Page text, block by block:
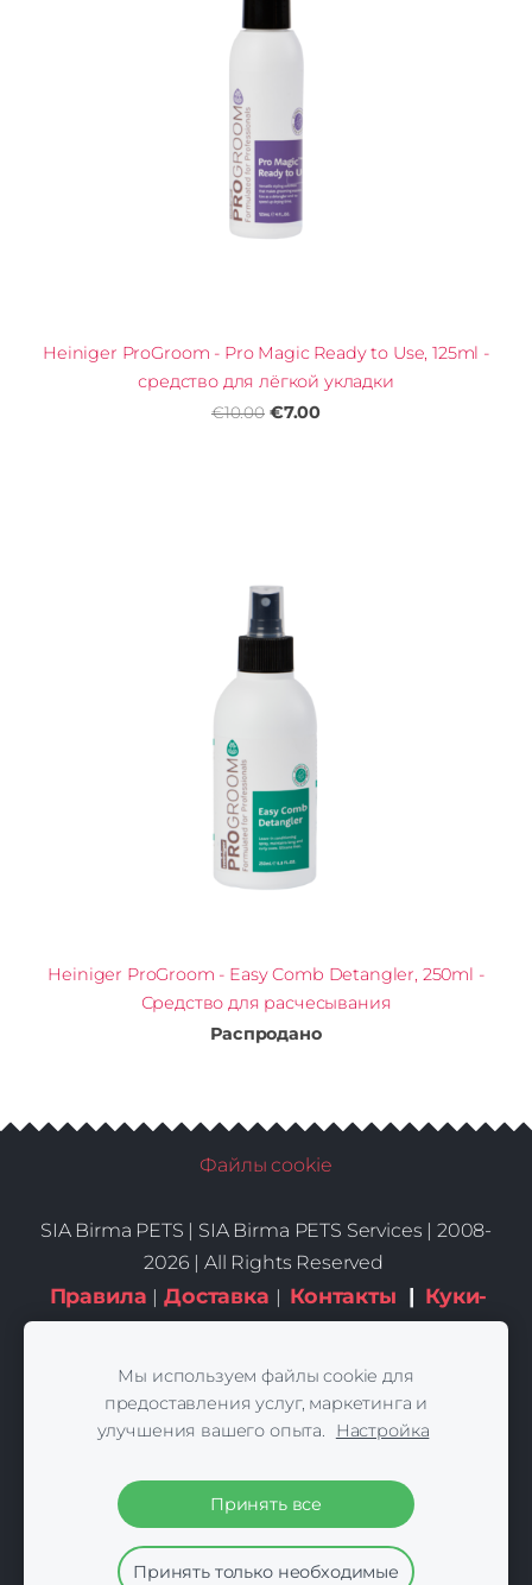
Heiniger ProGroom - Pro Magic Ready to Use, 125ml -
средство для лёгкой укладки
€10.00 €7.00
Heiniger ProGroom - Easy Comb Detangler, 250ml -
Средство для расчесывания
Распродано
Файлы cookie
SIA Birma PETS | SIA Birma PETS Services | 2008-
2026 | All Rights Reserved
Правила | Доставка | Контакты | Куки-
Мы используем файлы cookie для
предоставления услуг, маркетинга и
улучшения вашего опыта.
Настройка
Принять все
Принять только необходимые